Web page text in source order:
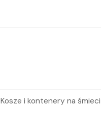
Kosze i kontenery na śmieci